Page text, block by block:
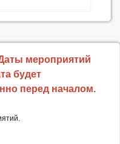
и
мероприятий
будет
перед началом.